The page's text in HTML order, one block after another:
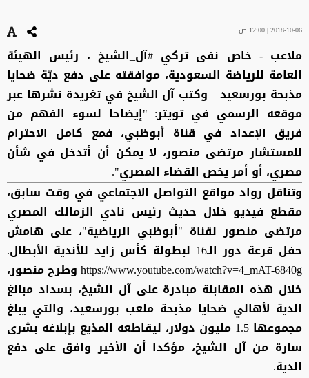
2018-10-06 | 12:00 ص
ملاعب - خاص نفى تركي #آل_الشيخ ، رئيس الهيئة
العامة للرياضة السعودية، موافقته على دفع ديّة ضحايا
مذبحة بورسعيد وكتب آل الشيخ في تغريدة نشرها عبر
موقعه الرسمي في تويتر: "إيضاحا لسوء الفهم من
فريق الإعداد في قناة أبوظبي، فمع كامل الاحترام
للمستشار مرتضى منصور، لا يمكن أن أتدخل في شأن
مصري، أو أمر يخص القضاء المصري".
وتناقل رواد مواقع التواصل الاجتماعي في وقت سابق،
مقطع فيديو خلال حديث رئيس نادي الزمالك المصري
مرتضى منصور لقناة "أبوظبي الرياضية"، على هامش
حفل قرعة دور الـ16 لبطولة كأس زايد للأندية الأبطال.
https://www.youtube.com/watch?v=4_mAT-6840g وطرح منصور،
خلال هذه المقابلة مبادرة على آل الشيخ، بسداد مبالغ
الدية لأهالي ضحايا مذبحة ملعب بورسعيد، والتي يبلغ
مجموعها 1.5 مليون دولار، ليقاطعه المذيع بإبلاغه بشرى
سارة من آل الشيخ، مؤكدا أن الأخير وافق على دفع
الدية.